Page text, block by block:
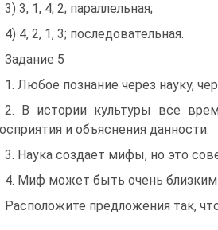
3) 3, 1, 4, 2; параллельная;
4) 4, 2, 1, 3; последовательная.
Задание 5
1. Любое познание через науку,
2. В истории культуры все
и объяснения данности.
3. Наука создает мифы, но это
4. Миф может быть очень близким
Расположите предложения так,